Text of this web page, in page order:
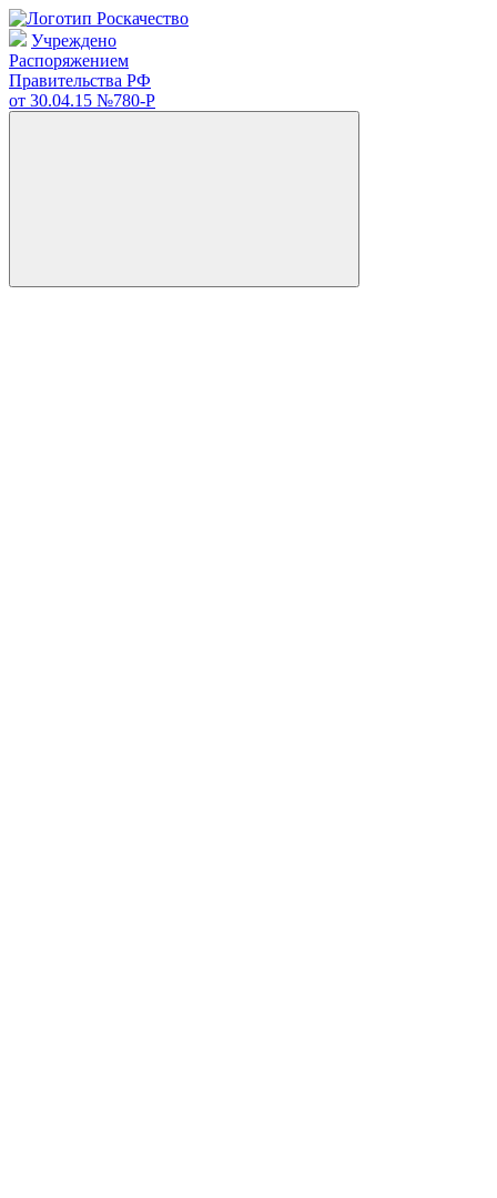
Учреждено
Распоряжением
Правительства РФ
от 30.04.15 №780-Р